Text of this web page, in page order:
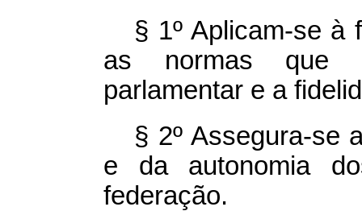
§ 1º Aplicam-se à
as normas que
parlamentar e a
§ 2º Assegura-se
e da autonomia
federação.